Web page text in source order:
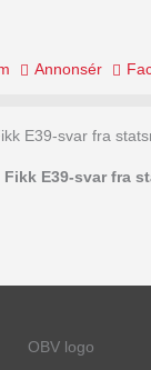
Annonsér
E39-svar fra
E39-svar fra